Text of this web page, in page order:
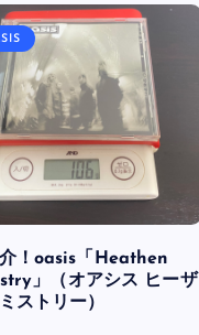
！oasis「Heathen
」（オアシス ヒーザ
ストリー）